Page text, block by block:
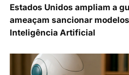
Estados Unidos ampliam a
ameaçam sancionar
Inteligência Artificial